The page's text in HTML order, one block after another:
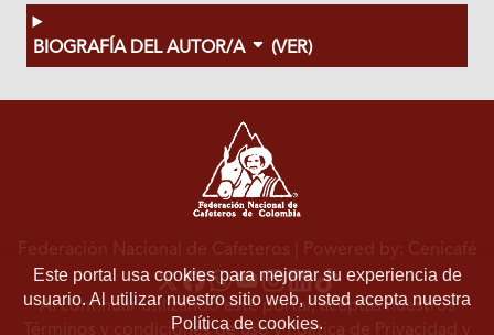
BIOGRAFÍA DEL AUTOR/A (VER)
Este portal usa cookies para mejorar su experiencia de
usuario. Al utilizar nuestro sitio web, usted acepta nuestra
Política de cookies.
Federación Nacional de Cafeteros | Powered by: Cenicafé
Al continuar utilizando este portal, aceptas nuestros
Términos y condiciones de usoyPolítica de Privacidad y